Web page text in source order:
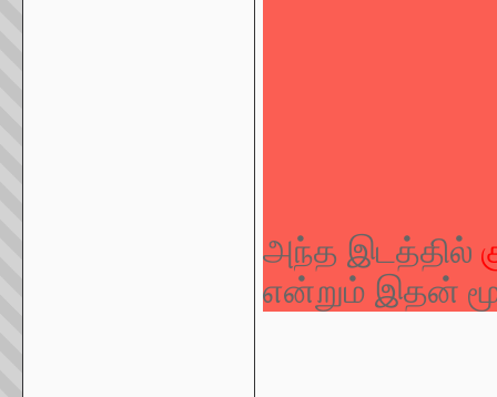
அந்த இடத்தில்
என்றும் இதன்